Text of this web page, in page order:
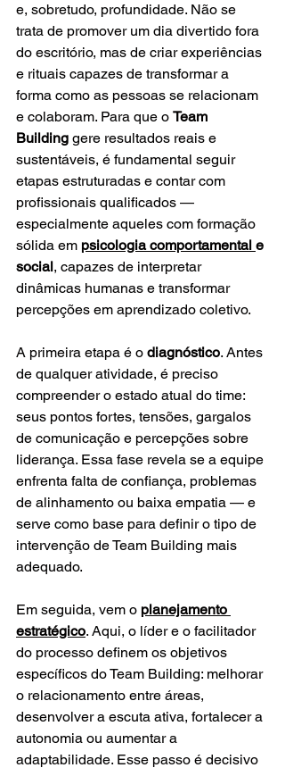
e, sobretudo, profundidade. Não se
trata de promover um dia divertido fora
do escritório, mas de criar experiências
e rituais capazes de transformar a
forma como as pessoas se relacionam
e colaboram. Para que o Team
Building gere resultados reais e
sustentáveis, é fundamental seguir
etapas estruturadas e contar com
profissionais qualificados —
especialmente aqueles com formação
sólida em psicologia comportamental e
social, capazes de interpretar
dinâmicas humanas e transformar
percepções em aprendizado coletivo.
A primeira etapa é o diagnóstico. Antes
de qualquer atividade, é preciso
compreender o estado atual do time:
seus pontos fortes, tensões, gargalos
de comunicação e percepções sobre
liderança. Essa fase revela se a equipe
enfrenta falta de confiança, problemas
de alinhamento ou baixa empatia — e
serve como base para definir o tipo de
intervenção de Team Building mais
adequado.
Em seguida, vem o planejamento
estratégico. Aqui, o líder e o facilitador
do processo definem os objetivos
específicos do Team Building: melhorar
o relacionamento entre áreas,
desenvolver a escuta ativa, fortalecer a
autonomia ou aumentar a
adaptabilidade. Esse passo é decisivo